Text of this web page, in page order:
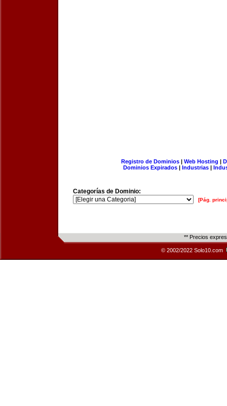
Registro de Dominios| Web Hosting |
Dominios Expirados | Industrias |
Categorías de Dominio:
[Pág.
** Precios
© 2002/2022 Solo10.com